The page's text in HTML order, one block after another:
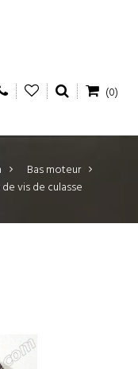
(0)
>
Bas moteur
vis de culasse